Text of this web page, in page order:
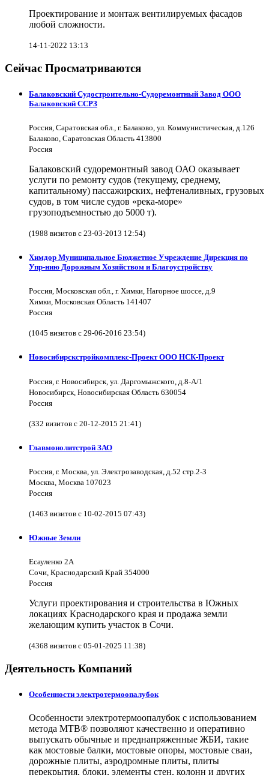
Проектирование и монтаж вентилируемых фасадов
любой сложности.
14-11-2022 13:13
Сейчас Просматриваются
Балаковский Судостроительно-Судоремонтный Завод ООО
Балаковский ССРЗ
Россия, Саратовская обл., г. Балаково, ул. Коммунистическая, д.126
Балаково, Саратовская Область 413800
Россия
Балаковский судоремонтный завод ОАО оказывает
услуги по ремонту судов (текущему, среднему,
капитальному) пассажирских, нефтеналивных, грузовых
судов, в том числе судов «река-море»
грузоподъемностью до 5000 т).
(1988 визитов с 23-03-2013 12:54)
Химдор Муниципальное Бюджетное Учреждение Дирекция по
Упр-нию Дорожным Хозяйством и Благоустройству
Россия, Московская обл., г. Химки, Нагорное шоссе, д.9
Химки, Московская Область 141407
Россия
(1045 визитов с 29-06-2016 23:54)
Новосибирскстройкомплекс-Проект ООО НСК-Проект
Россия, г. Новосибирск, ул. Даргомыжского, д.8-А/1
Новосибирск, Новосибирская Область 630054
Россия
(332 визитов с 20-12-2015 21:41)
Главмонолитстрой ЗАО
Россия, г. Москва, ул. Электрозаводская, д.52 стр.2-3
Москва, Москва 107023
Россия
(1463 визитов с 10-02-2015 07:43)
Южные Земли
Есауленко 2А
Сочи, Краснодарский Край 354000
Россия
Услуги проектирования и строительства в Южных
локациях Краснодарского края и продажа земли
желающим купить участок в Сочи.
(4368 визитов с 05-01-2025 11:38)
Деятельность Компаний
Особенности электротермоопалубок
Особенности электротермоопалубок с использованием
метода МТВ® позволяют качественно и оперативно
выпускать обычные и преднапряженные ЖБИ, такие
как мостовые балки, мостовые опоры, мостовые сваи,
дорожные плиты, аэродромные плиты, плиты
перекрытия, блоки, элементы стен, колонн и других